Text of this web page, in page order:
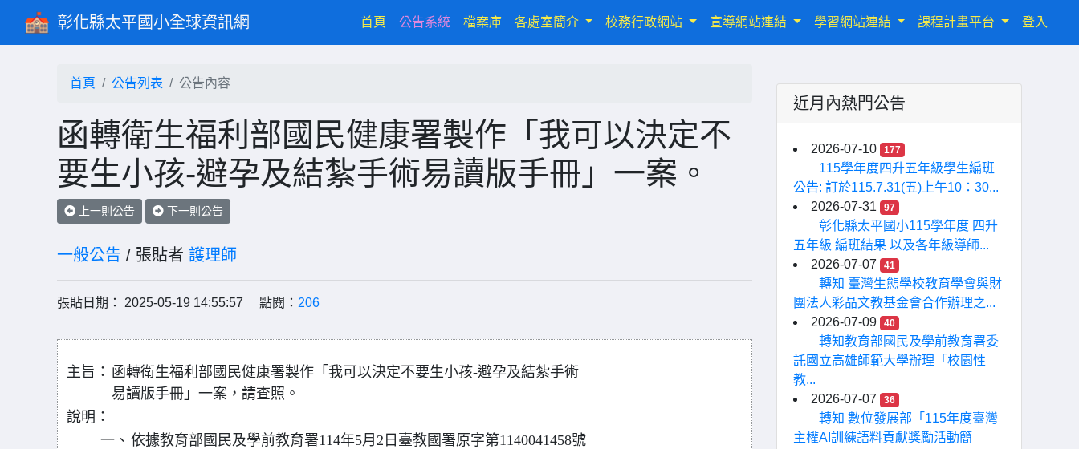
彰化縣太平國小全球資訊網 首頁(current)
公告系統 檔案庫 各處室簡介 校務行政網站 宣導網站連結 學習網站連結 課程計畫平台 登入
首頁 公告列表 公告內容
函轉衛生福利部國民健康署製作「我可以決定不
要生小孩-避孕及結紮手術易讀版手冊」一案。
上一則公告 下一則公告
一般公告 / 張貼者 護理師
張貼日期： 2025-05-19 14:55:57 點閱： 206
主旨： 函轉衛生福利部國民健康署製作「我可以決定不要生小孩-避孕及結紮手術
易讀版手冊」一案，請查照。
說明：
一、 依據教育部國民及學前教育署114年5月2日臺教國署原字第1140041458號
近月內熱門公告
2026-07-10 177
115學年度四升五年級學生編班
公告: 訂於115.7.31(五)上午10：30...
2026-07-31
97
彰化縣太平國小115學年度 四升
五年級 編班結果 以及各年級導師...
2026-07-07
41
轉知 臺灣生態學校教育學會與財
團法人彩晶文教基金會合作辦理之...
2026-07-09
40
轉知教育部國民及學前教育署委
託國立高雄師範大學辦理「校園性
教...
2026-07-07
36
轉知 數位發展部「115年度臺灣
主權AI訓練語料貢獻獎勵活動簡